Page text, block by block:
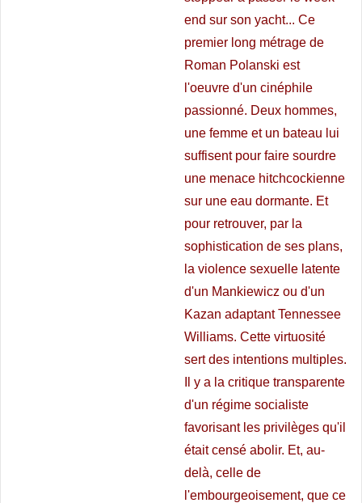
end sur son yacht... Ce
premier long métrage de
Roman Polanski est
l'oeuvre d'un cinéphile
passionné. Deux hommes,
une femme et un bateau lui
suffisent pour faire sourdre
une menace hitchcockienne
sur une eau dormante. Et
pour retrouver, par la
sophistication de ses plans,
la violence sexuelle latente
d'un Mankiewicz ou d'un
Kazan adaptant Tennessee
Williams. Cette virtuosité
sert des intentions multiples.
Il y a la critique transparente
d'un régime socialiste
favorisant les privilèges qu'il
était censé abolir. Et, au-
delà, celle de
l'embourgeoisement, que ce